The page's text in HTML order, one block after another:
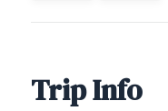
Trip Info